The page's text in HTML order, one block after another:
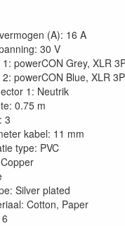
(A): 16 A
30 V
powerCON Grey, XLR
powerCON Blue, XLR 3P
1: Neutrik
0.75 m
3
kabel: 11 mm
type: PVC
Silver plated
Cotton, Paper